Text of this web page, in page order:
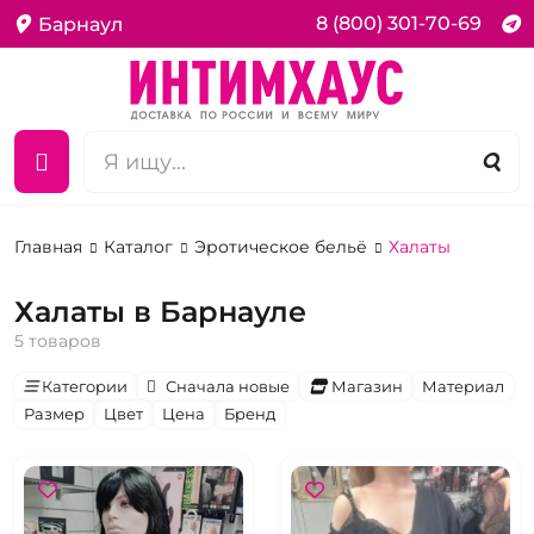
Барнаул 8 (800) 301-70-69
Главная Каталог Эротическое бельё Халаты
Халаты в Барнауле
5 товаров
Категории Сначала новые Магазин
Материал
Размер
Цвет Цена Бренд